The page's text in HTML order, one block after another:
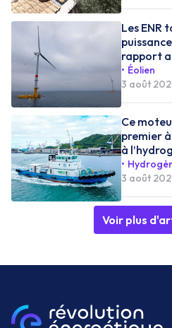
Les ENR
rapport
Éolien
3 août
Ce
premier
à
3 août
Voir plus